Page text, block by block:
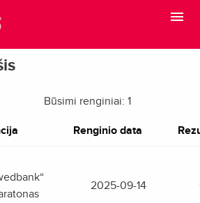
Būsimi renginiai: 1
Renginio data
2025-09-14